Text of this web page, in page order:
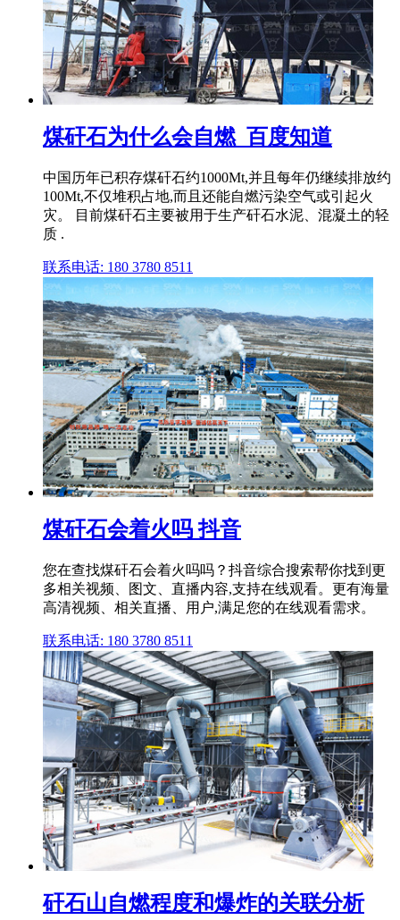
煤矸石为什么会自燃_百度知道
中国历年已积存煤矸石约1000Mt,并且每年仍继续排放约
100Mt,不仅堆积占地,而且还能自燃污染空气或引起火
灾。 目前煤矸石主要被用于生产矸石水泥、混凝土的轻
质 .
联系电话: 180 3780 8511
煤矸石会着火吗 抖音
您在查找煤矸石会着火吗吗？抖音综合搜索帮你找到更
多相关视频、图文、直播内容,支持在线观看。更有海量
高清视频、相关直播、用户,满足您的在线观看需求。
联系电话: 180 3780 8511
矸石山自燃程度和爆炸的关联分析